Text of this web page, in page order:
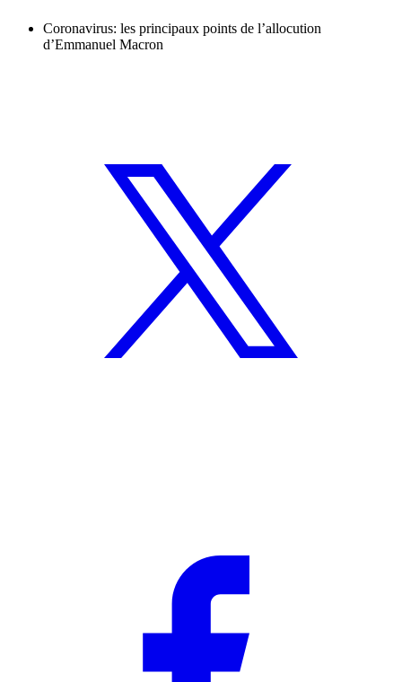
Coronavirus: les principaux points de l’allocution
d’Emmanuel Macron